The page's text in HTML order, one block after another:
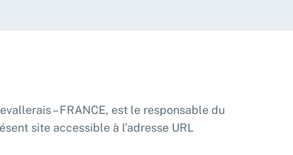
– FRANCE, est le responsable du
site accessible à l’adresse URL